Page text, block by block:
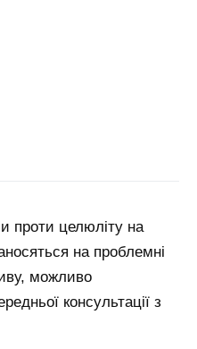
проти целюліту на
на проблемні
можливо
консультації з